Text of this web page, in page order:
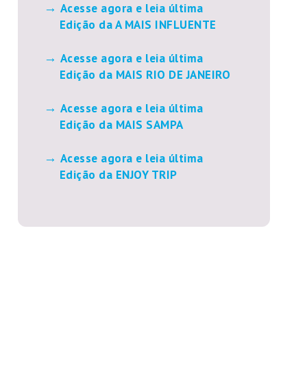
Acesse agora e leia última
Edição da A MAIS INFLUENTE
Acesse agora e leia última
Edição da MAIS RIO DE JANEIRO
Acesse agora e leia última
Edição da MAIS SAMPA
Acesse agora e leia última
Edição da ENJOY TRIP